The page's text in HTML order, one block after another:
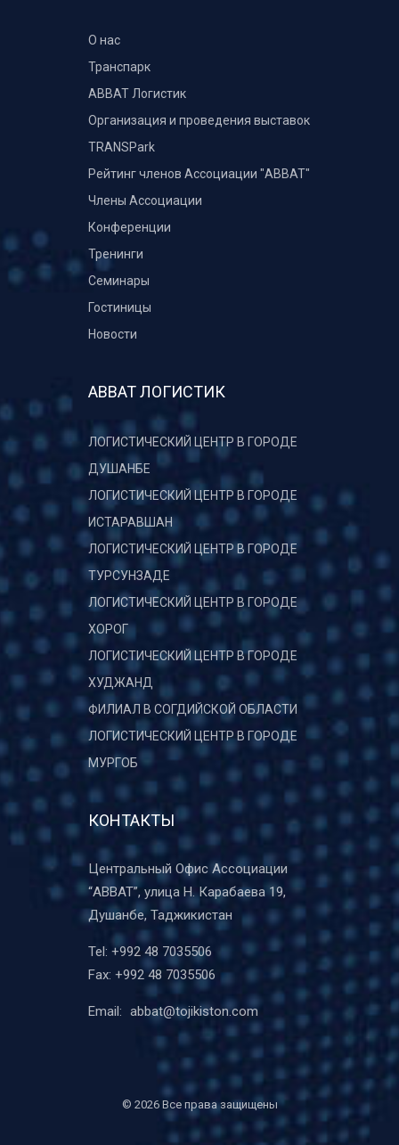
О нас
Транспарк
ABBAT Логистик
Организация и проведения выставок
TRANSPark
Рейтинг членов Ассоциации "АВВАТ"
Члены Ассоциации
Конференции
Тренинги
Семинары
Гостиницы
Новости
АВВАТ ЛОГИСТИК
ЛОГИСТИЧЕСКИЙ ЦЕНТР В ГОРОДЕ
ДУШАНБЕ
ЛОГИСТИЧЕСКИЙ ЦЕНТР В ГОРОДЕ
ИСТАРАВШАН
ЛОГИСТИЧЕСКИЙ ЦЕНТР В ГОРОДЕ
ТУРСУНЗАДЕ
ЛОГИСТИЧЕСКИЙ ЦЕНТР В ГОРОДЕ
ХОРОГ
ЛОГИСТИЧЕСКИЙ ЦЕНТР В ГОРОДЕ
ХУДЖАНД
ФИЛИАЛ В СОГДИЙСКОЙ ОБЛАСТИ
ЛОГИСТИЧЕСКИЙ ЦЕНТР В ГОРОДЕ
МУРГОБ
КОНТАКТЫ
Центральный Офис Ассоциации
“ABBAT”, улица Н. Карабаева 19,
Душанбе, Таджикистан
Tel: +992 48 7035506
Fax: +992 48 7035506
Email: abbat@tojikiston.com
© 2026 Все права защищены